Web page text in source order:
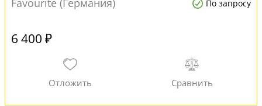
Favourite (Германия) По запросу
6 400 ₽